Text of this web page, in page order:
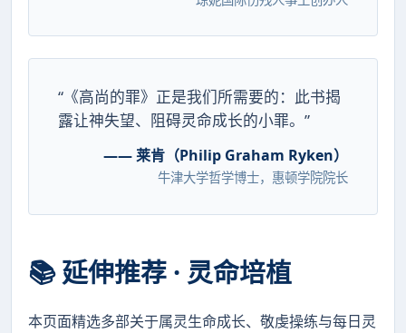
“《高尚的罪》正是我们所需要的：此书揭
露让神失望、阻碍灵命成长的小罪。”
—— 莱肯（Philip Graham Ryken）
牛津大学哲学博士，惠顿学院院长
📚 延伸推荐 · 灵命培植
本页面精选多部关于属灵生命成长、敬虔操练与每日灵